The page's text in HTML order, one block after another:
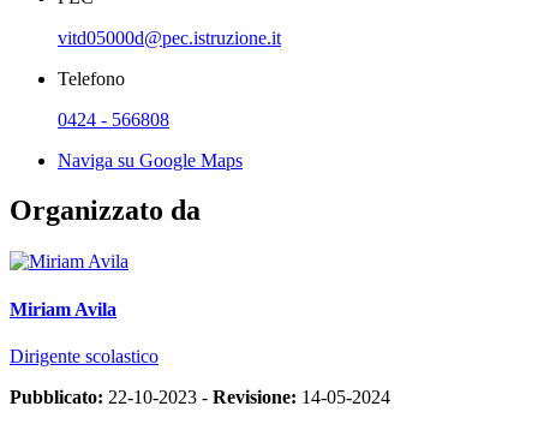
vitd05000d@pec.istruzione.it
Telefono
0424 - 566808
Naviga su Google Maps
Organizzato da
Miriam Avila
Dirigente scolastico
Pubblicato: 22-10-2023 - Revisione: 14-05-2024